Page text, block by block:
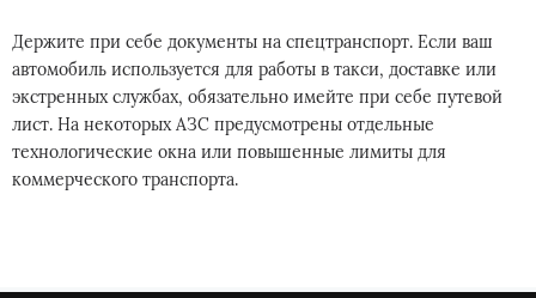
Держите при себе документы на спецтранспорт. Если ваш
автомобиль используется для работы в такси, доставке или
экстренных службах, обязательно имейте при себе путевой
лист. На некоторых АЗС предусмотрены отдельные
технологические окна или повышенные лимиты для
коммерческого транспорта.